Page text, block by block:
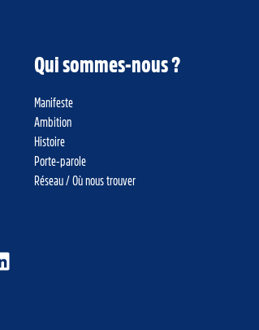
Qui sommes-nous ?
Manifeste
Ambition
Histoire
Porte-parole
Réseau / Où nous trouver